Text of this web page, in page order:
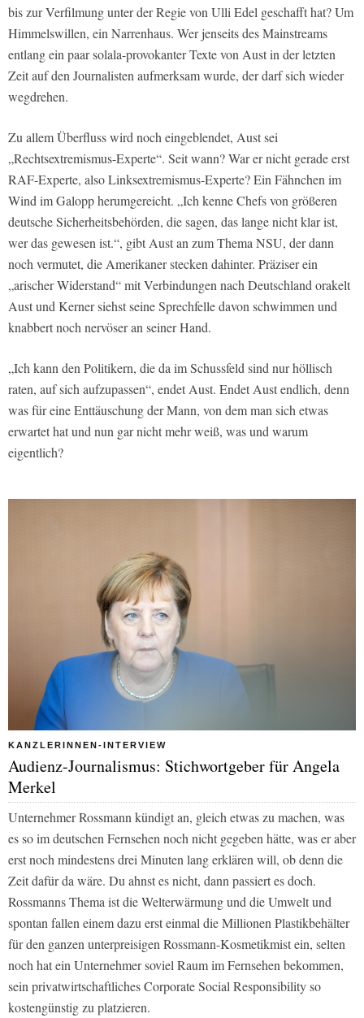
bis zur Verfilmung unter der Regie von Ulli Edel geschafft hat? Um
Himmelswillen, ein Narrenhaus. Wer jenseits des Mainstreams
entlang ein paar solala-provokanter Texte von Aust in der letzten
Zeit auf den Journalisten aufmerksam wurde, der darf sich wieder
wegdrehen.
Zu allem Überfluss wird noch eingeblendet, Aust sei
„Rechtsextremismus-Experte“. Seit wann? War er nicht gerade erst
RAF-Experte, also Linksextremismus-Experte? Ein Fähnchen im
Wind im Galopp herumgereicht. „Ich kenne Chefs von größeren
deutsche Sicherheitsbehörden, die sagen, das lange nicht klar ist,
wer das gewesen ist.“, gibt Aust an zum Thema NSU, der dann
noch vermutet, die Amerikaner stecken dahinter. Präziser ein
„arischer Widerstand“ mit Verbindungen nach Deutschland orakelt
Aust und Kerner siehst seine Sprechfelle davon schwimmen und
knabbert noch nervöser an seiner Hand.
„Ich kann den Politikern, die da im Schussfeld sind nur höllisch
raten, auf sich aufzupassen“, endet Aust. Endet Aust endlich, denn
was für eine Enttäuschung der Mann, von dem man sich etwas
erwartet hat und nun gar nicht mehr weiß, was und warum
eigentlich?
KANZLERINNEN-INTERVIEW
Audienz-Journalismus: Stichwortgeber für Angela
Merkel
Unternehmer Rossmann kündigt an, gleich etwas zu machen, was
es so im deutschen Fernsehen noch nicht gegeben hätte, was er aber
erst noch mindestens drei Minuten lang erklären will, ob denn die
Zeit dafür da wäre. Du ahnst es nicht, dann passiert es doch.
Rossmanns Thema ist die Welterwärmung und die Umwelt und
spontan fallen einem dazu erst einmal die Millionen Plastikbehälter
für den ganzen unterpreisigen Rossmann-Kosmetikmist ein, selten
noch hat ein Unternehmer soviel Raum im Fernsehen bekommen,
sein privatwirtschaftliches Corporate Social Responsibility so
kostengünstig zu platzieren.